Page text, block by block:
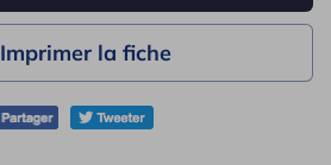
Imprimer la fiche